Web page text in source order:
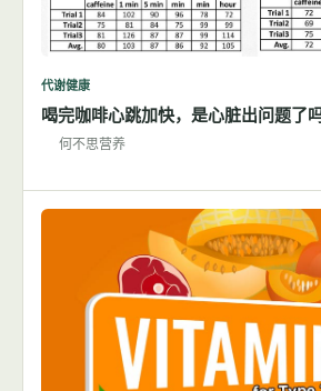
代谢健康
喝完咖啡心跳加快，是心脏出问题了吗
何不思营养